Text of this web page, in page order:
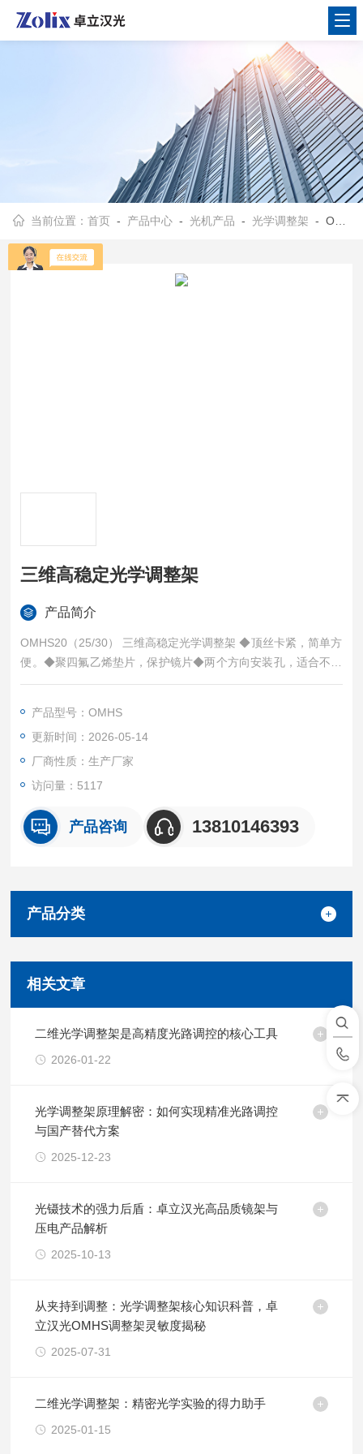
当前位置：首页 - 产品中心 -光机产品 -光学调整架 - OMHS三维高稳定光学调整架
三维高稳定光学调整架
产品简介
OMHS20（25/30） 三维高稳定光学调整架 ◆顶丝卡紧，简单方
便。◆聚四氟乙烯垫片，保护镜片◆两个方向安装孔，适合不同
光路方向
产品型号：OMHS
更新时间：2026-05-14
厂商性质：生产厂家
访问量：5117
产品咨询 13810146393
产品分类
相关文章
二维光学调整架是高精度光路调控的核心工具
2026-01-22
光学调整架原理解密：如何实现精准光路调控
与国产替代方案
2025-12-23
光镊技术的强力后盾：卓立汉光高品质镜架与
压电产品解析
2025-10-13
从夹持到调整：光学调整架核心知识科普，卓
立汉光OMHS调整架灵敏度揭秘
2025-07-31
二维光学调整架：精密光学实验的得力助手
2025-01-15